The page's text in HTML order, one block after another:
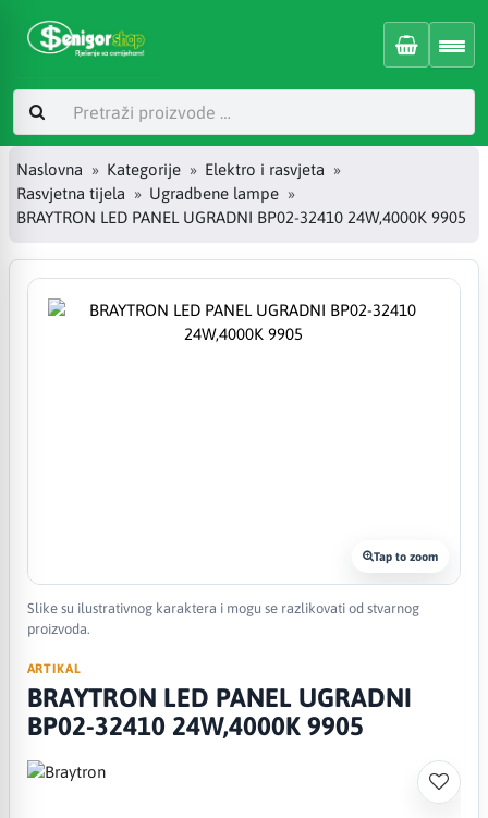
Naslovna Kategorije
Elektro i rasvjeta
Rasvjetna tijela
Ugradbene lampe
BRAYTRON LED PANEL UGRADNI BP02-32410 24W,4000K 9905
Tap to zoom
Slike su ilustrativnog karaktera i mogu se razlikovati od stvarnog
proizvoda.
ARTIKAL
BRAYTRON LED PANEL UGRADNI
BP02-32410 24W,4000K 9905